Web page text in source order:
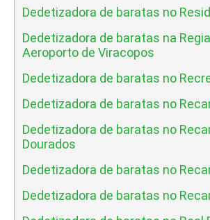
Dedetizadora de baratas no
Dedetizadora de baratas na
Aeroporto de Viracopos
Dedetizadora de baratas no
Dedetizadora de baratas no
Dedetizadora de baratas no
Dourados
Dedetizadora de baratas no
Dedetizadora de baratas no